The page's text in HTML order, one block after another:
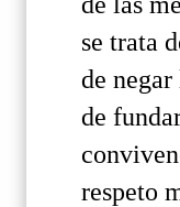
se trata
de
de
respeto